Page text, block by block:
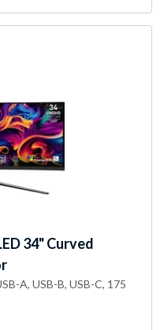
34" Curved
A, USB-B, USB-C, 175